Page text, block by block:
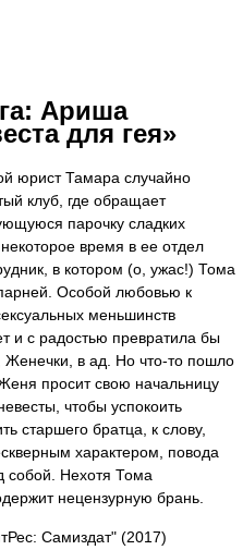
Ариша
для гея»
юрист Тамара случайно
клуб, где обращает
парочку сладких
время в ее отдел
в котором (о, ужас!) Тома
Особой любовью к
меньшинств
и с радостью превратила бы
Женечки, в ад. Но что-то пошло
просит свою начальницу
чтобы успокоить
старшего братца, к слову,
характером, повода
собой. Нехотя Тома
нецензурную брань.
Самиздат" (2017)